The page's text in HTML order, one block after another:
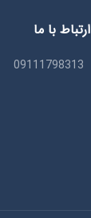
ارتباط با ما
09111798313